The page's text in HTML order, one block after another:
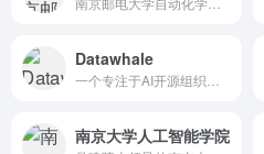
Datawhale
南京大学人工智能学院